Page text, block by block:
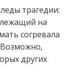
трагедии:
на
согревала
Возможно,
других